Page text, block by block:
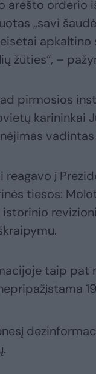
arešto orderio
„savi
žūties“, –
pirmosios
karininkai
į
tiesos:
taip pat